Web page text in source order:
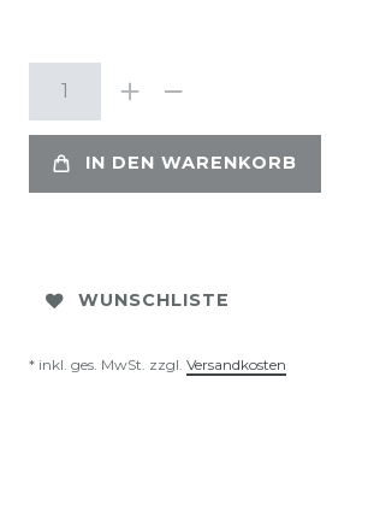
IN DEN WARENKORB
WUNSCHLISTE
* inkl. ges. MwSt. zzgl. Versandkosten